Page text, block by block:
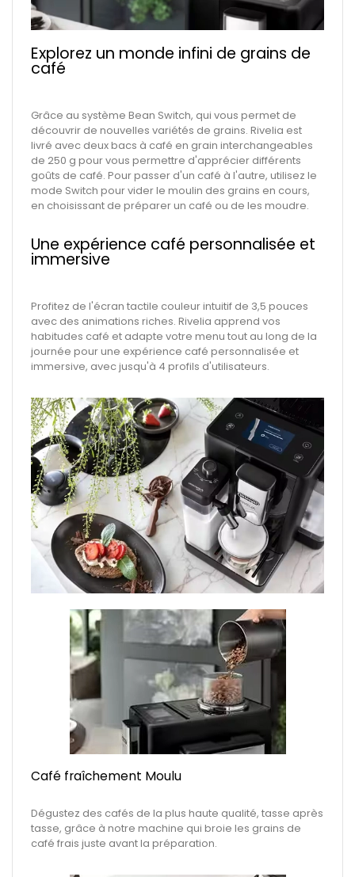
Explorez un monde infini de grains de
café
Grâce au système Bean Switch, qui vous permet de
découvrir de nouvelles variétés de grains. Rivelia est
livré avec deux bacs à café en grain interchangeables
de 250 g pour vous permettre d'apprécier différents
goûts de café. Pour passer d'un café à l'autre, utilisez le
mode Switch pour vider le moulin des grains en cours,
en choisissant de préparer un café ou de les moudre.
Une expérience café personnalisée et
immersive
Profitez de l'écran tactile couleur intuitif de 3,5 pouces
avec des animations riches. Rivelia apprend vos
habitudes café et adapte votre menu tout au long de la
journée pour une expérience café personnalisée et
immersive, avec jusqu'à 4 profils d'utilisateurs.
Café fraîchement Moulu
Dégustez des cafés de la plus haute qualité, tasse après
tasse, grâce à notre machine qui broie les grains de
café frais juste avant la préparation.